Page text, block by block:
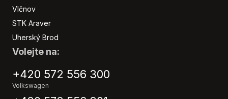
Imobilizér
Isofix
LED denní svícení
Malý kožený paket
Mlhovky
Vlčnov
STK Araver
Uherský Brod
Volejte na:
+420 572 556 300
Volkswagen